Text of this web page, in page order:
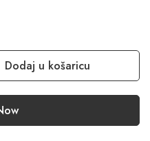
Dodaj u košaricu